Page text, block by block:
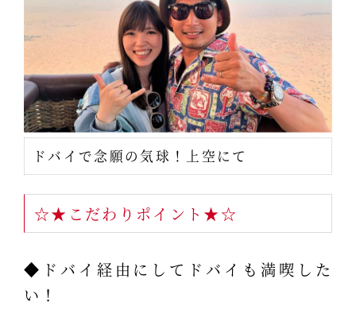
ドバイで念願の気球！上空にて
☆★こだわりポイント★☆
◆ドバイ経由にしてドバイも満喫した
い！